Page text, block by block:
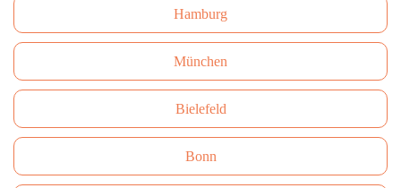
Hamburg
München
Bielefeld
Bonn